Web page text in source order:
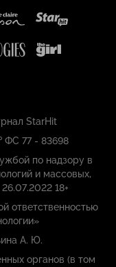
StarHit
ФС 77 - 83698
по надзору в
и массовых,
18+
ответственностью
А. Ю.
органов (в том